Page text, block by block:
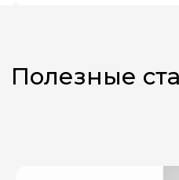
Оставьте заявку, и наш
менеджер поможет вам